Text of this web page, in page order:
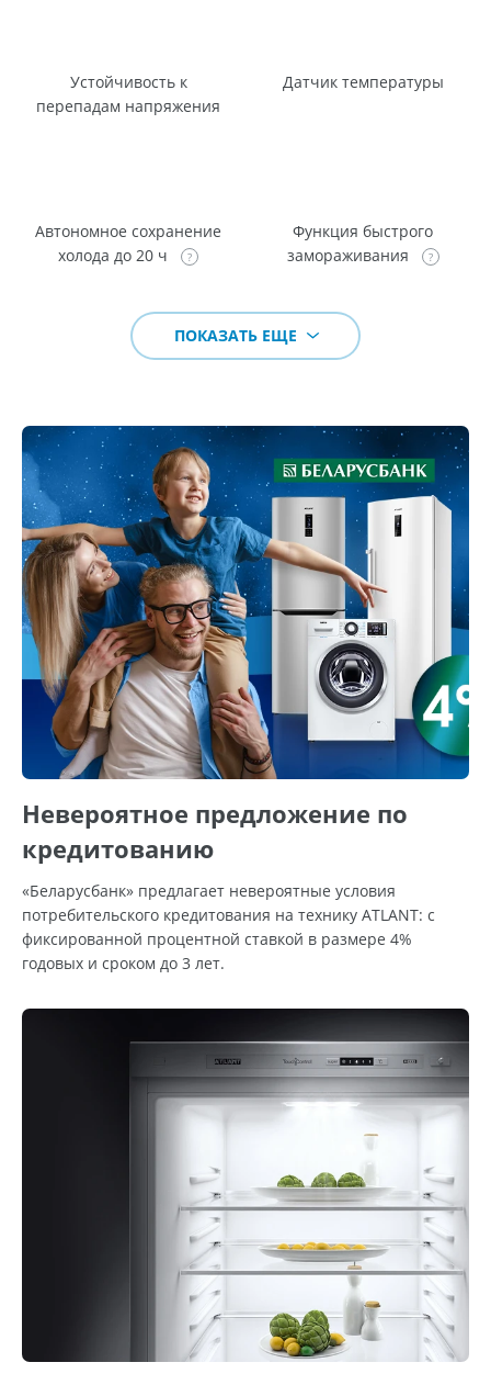
Устойчивость к
перепадам напряжения
Датчик температуры
Автономное сохранение
холода до 20 ч
Функция быстрого
замораживания
ПОКАЗАТЬ ЕЩЕ
Невероятное предложение по
кредитованию
«Беларусбанк» предлагает невероятные условия
потребительского кредитования на технику ATLANT: с
фиксированной процентной ставкой в размере 4%
годовых и сроком до 3 лет.